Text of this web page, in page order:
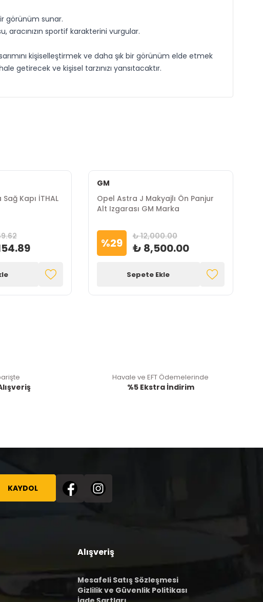
görünüm sunar.
aracınızın sportif karakterini vurgular.
kişiselleştirmek ve daha şık bir görünüm elde etmek
getirecek ve kişisel tarzınızı yansıtacaktır.
Kapı İTHAL
GM
Opel Astra J Makyajlı Ön Panjur
Alt Izgarası GM Marka
%29 ₺ 12,000.00
₺ 8,500.00
Sepete Ekle
Havale ve EFT Ödemelerinde
%5 Ekstra İndirim
KAYDOL
Alışveriş
Mesafeli Satış Sözleşmesi
Gizlilik ve Güvenlik Politikası